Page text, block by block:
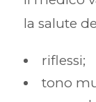
la salute
riflessi;
tono